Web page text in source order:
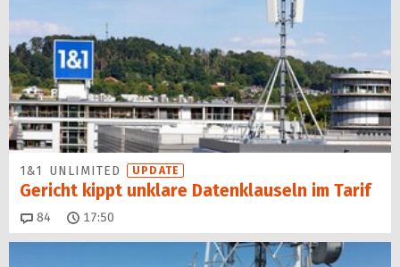
1&1 UNLIMITED UPDATE
Gericht kippt unklare Datenklauseln im Tarif
84 Kommentare
17:50